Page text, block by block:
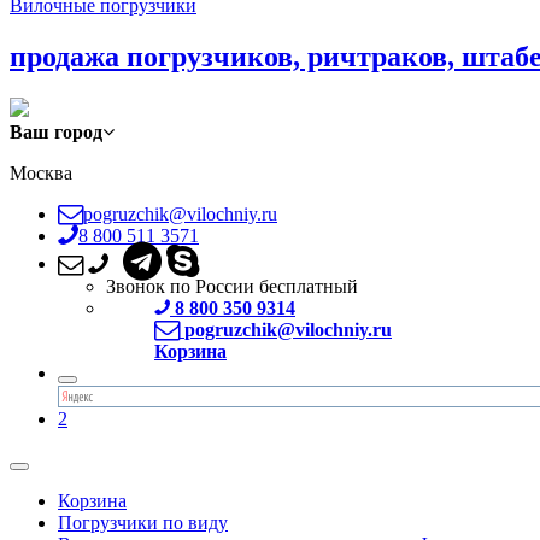
Вилочные погрузчики
продажа погрузчиков, ричтраков,
Ваш город
Москва
pogruzchik@vilochniy.ru
8 800 511 3571
Звонок по России бесплатный
8 800 350 9314
pogruzchik@vilochniy.ru
Корзина
2
Корзина
Погрузчики по виду